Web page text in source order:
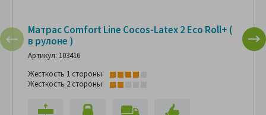
Матрас Comfort Line Cocos-Latex 2 Eco Roll+ (
в рулоне )
Артикул: 103416
Жесткость 1 стороны:
Жесткость 2 стороны: